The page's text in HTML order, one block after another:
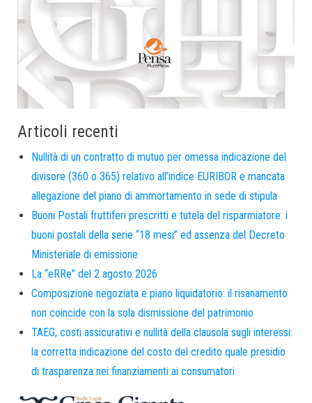
Articoli recenti
Nullità di un contratto di mutuo per omessa indicazione del
divisore (360 o 365) relativo all’indice EURIBOR e mancata
allegazione del piano di ammortamento in sede di stipula
Buoni Postali fruttiferi prescritti e tutela del risparmiatore: i
buoni postali della serie “18 mesi” ed assenza del Decreto
Ministeriale di emissione
La “eRRe” del 2 agosto 2026
Composizione negoziata e piano liquidatorio: il risanamento
non coincide con la sola dismissione del patrimonio
TAEG, costi assicurativi e nullità della clausola sugli interessi:
la corretta indicazione del costo del credito quale presidio
di trasparenza nei finanziamenti ai consumatori